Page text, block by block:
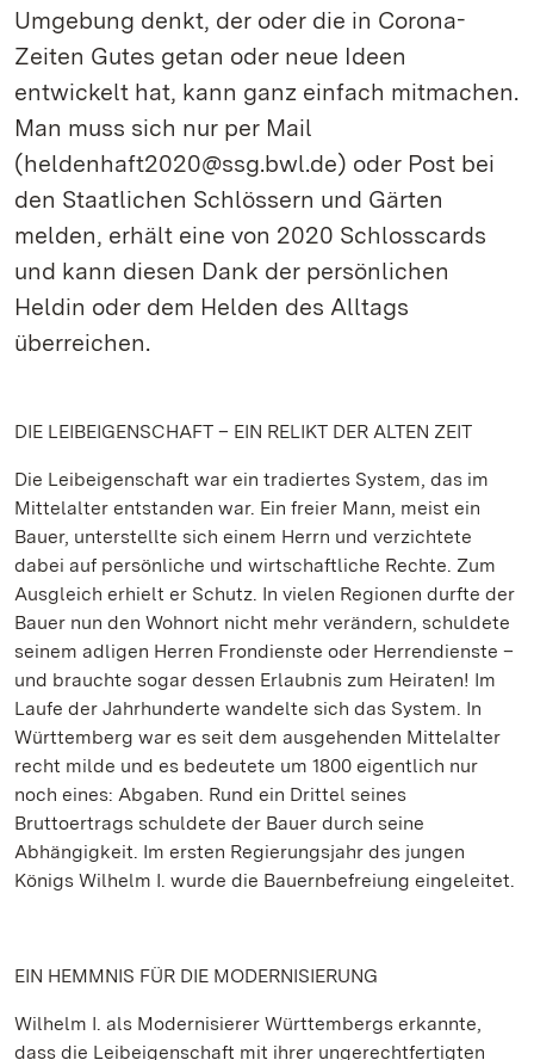
Umgebung denkt, der oder die in Corona-
Zeiten Gutes getan oder neue Ideen
entwickelt hat, kann ganz einfach mitmachen.
Man muss sich nur per Mail
(heldenhaft2020@ssg.bwl.de) oder Post bei
den Staatlichen Schlössern und Gärten
melden, erhält eine von 2020 Schlosscards
und kann diesen Dank der persönlichen
Heldin oder dem Helden des Alltags
überreichen.
DIE LEIBEIGENSCHAFT – EIN RELIKT DER ALTEN ZEIT
Die Leibeigenschaft war ein tradiertes System, das im
Mittelalter entstanden war. Ein freier Mann, meist ein
Bauer, unterstellte sich einem Herrn und verzichtete
dabei auf persönliche und wirtschaftliche Rechte. Zum
Ausgleich erhielt er Schutz. In vielen Regionen durfte der
Bauer nun den Wohnort nicht mehr verändern, schuldete
seinem adligen Herren Frondienste oder Herrendienste –
und brauchte sogar dessen Erlaubnis zum Heiraten! Im
Laufe der Jahrhunderte wandelte sich das System. In
Württemberg war es seit dem ausgehenden Mittelalter
recht milde und es bedeutete um 1800 eigentlich nur
noch eines: Abgaben. Rund ein Drittel seines
Bruttoertrags schuldete der Bauer durch seine
Abhängigkeit. Im ersten Regierungsjahr des jungen
Königs Wilhelm I. wurde die Bauernbefreiung eingeleitet.
EIN HEMMNIS FÜR DIE MODERNISIERUNG
Wilhelm I. als Modernisierer Württembergs erkannte,
dass die Leibeigenschaft mit ihrer ungerechtfertigten